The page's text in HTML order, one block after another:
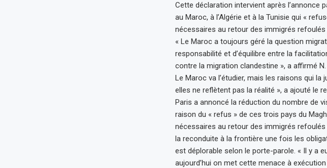
Cette déclaration intervient après l’annonce
au Maroc, à l’Algérie et à la Tunisie qui «
nécessaires au retour des immigrés refoulés
« Le Maroc a toujours géré la question
responsabilité et d’équilibre entre la
contre la migration clandestine », a affirmé
Le Maroc va l’étudier, mais les raisons qui
elles ne reflètent pas la réalité », a ajouté le
Paris a annoncé la réduction du nombre de
raison du « refus » de ces trois pays du
nécessaires au retour des immigrés refoulés
la reconduite à la frontière une fois les
est déplorable selon le porte-parole. « Il y a
aujourd’hui on met cette menace à